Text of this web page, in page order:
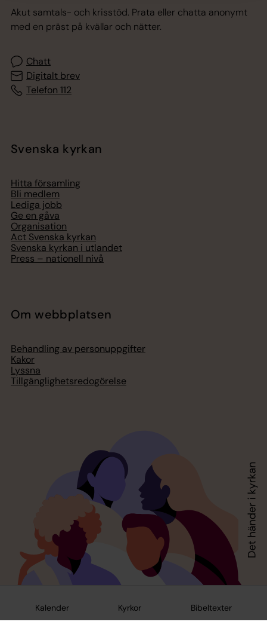
Kalender Kyrkor Bibeltexter
Akut samtals- och krisstöd. Prata eller chatta anonymt
med en präst på kvällar och nätter.
Chatt
Digitalt brev
Telefon 112
Svenska kyrkan
Hitta församling
Bli medlem
Lediga jobb
Ge en gåva
Organisation
Act Svenska kyrkan
Svenska kyrkan i utlandet
Press – nationell nivå
Om webbplatsen
Behandling av personuppgifter
Kakor
Lyssna
Tillgänglighetsredogörelse